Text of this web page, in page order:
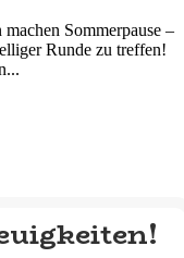
Sommerpause –
Runde zu treffen!